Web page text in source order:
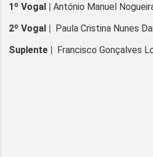
1º Vogal |
António Manuel
2º Vogal |
Paula Cristina Nunes
Suplente |
Francisco Gonçalves